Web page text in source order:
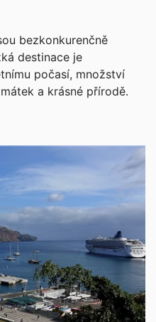
bezkonkurenčně
destinace je
počasí, množství
a krásné přírodě.